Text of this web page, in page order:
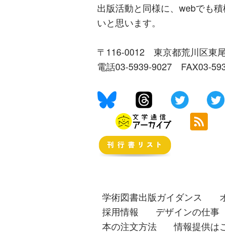
出版活動と同様に、webでも
いと思います。
〒116-0012 東京都荒川区東
電話03-5939-9027 FAX03-
学術図書出版ガイダンス
採用情報
デザインの仕事
本の注文方法
情報提供は